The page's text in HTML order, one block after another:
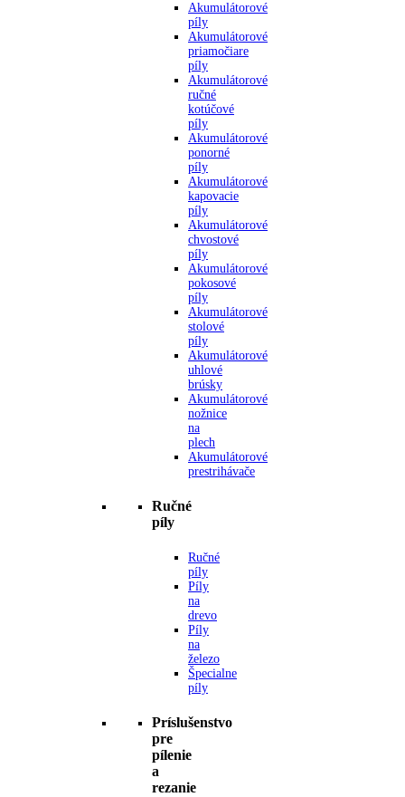
Akumulátorové
píly
Akumulátorové
priamočiare
píly
Akumulátorové
ručné
kotúčové
píly
Akumulátorové
ponorné
píly
Akumulátorové
kapovacie
píly
Akumulátorové
chvostové
píly
Akumulátorové
pokosové
píly
Akumulátorové
stolové
píly
Akumulátorové
uhlové
brúsky
Akumulátorové
nožnice
na
plech
Akumulátorové
prestrihávače
Ručné
píly
Ručné
píly
Píly
na
drevo
Píly
na
železo
Špecialne
píly
Príslušenstvo
pre
pílenie
a
rezanie